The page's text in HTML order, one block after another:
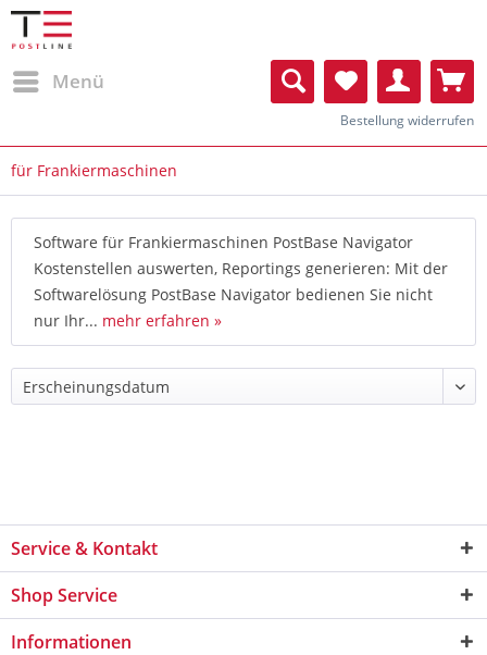
Menü
Bestellung widerrufen
für Frankiermaschinen
Software für Frankiermaschinen PostBase Navigator
Kostenstellen auswerten, Reportings generieren: Mit der
Softwarelösung PostBase Navigator bedienen Sie nicht
nur Ihr... mehr erfahren »
Service & Kontakt
Shop Service
Informationen